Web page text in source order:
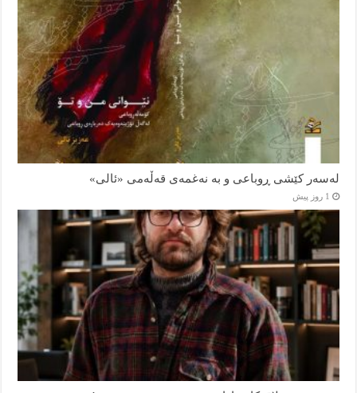
لەسەر کێشی ڕوباعی و به نەغمەی قەڵەمی «ئالی»
1 روز پیش